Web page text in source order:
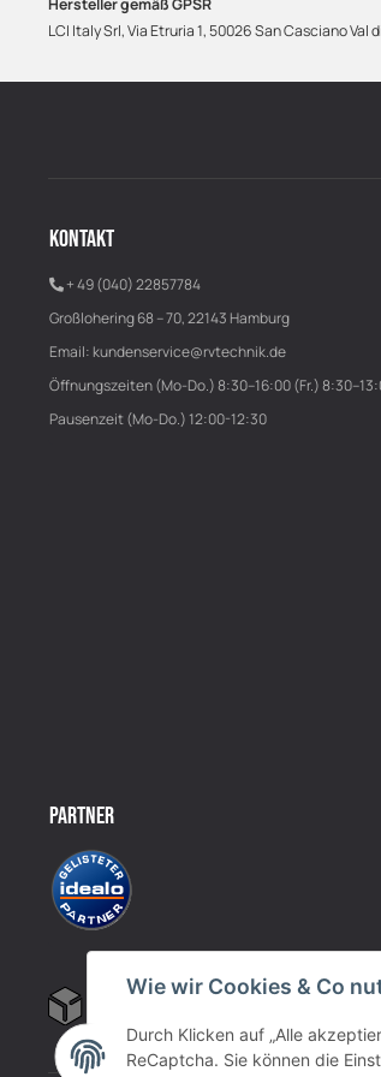
LCI Italy Srl, Via Etruria 1, 50026 San Casciano
KONTAKT
+ 49 (040) 22857784
Großlohering 68 – 70, 22143 Hamburg
Email: kundenservice@rvtechnik.de
Öffnungszeiten (Mo-Do.) 8:30–16:00 (Fr.)
Pausenzeit (Mo-Do.) 12:00-12:30
PARTNER
Wie wir Cookies & Co
Durch Klicken auf „Alle
ReCaptcha. Sie können die